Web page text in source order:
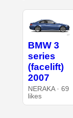
BMW 3
series
(facelift)
2007
NERAKA · 69
likes